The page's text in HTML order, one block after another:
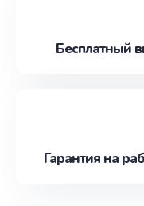
Бесплатный
Гарантия на